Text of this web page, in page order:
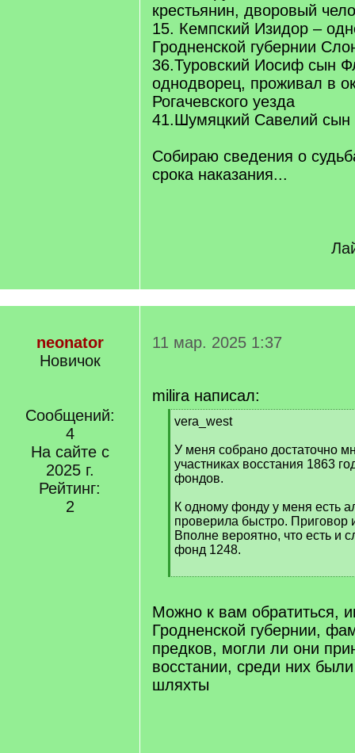
крестьянин, дворовый
15. Кемпский Изидор –
Гродненской губернии
36.Туровский Иосиф сын
однодворец, проживал в
Рогачевского уезда
41.Шумяцкий Савелий сын
Собираю сведения о
срока наказания...
neonator
Новичок
Сообщений:
4
На сайте с
2025 г.
Рейтинг:
2
11 мар. 2025 1:37
milira написал:
[
]
vera_west
У меня собрано достаточно
участниках восстания 1863
фондов.
К одному фонду у меня есть
проверила быстро. Приговор
Вполне вероятно, что есть и
фонд 1248.
[
q
]
Можно к вам обратиться,
Гродненской губернии,
предков, могли ли они
восстании, среди них
шляхты